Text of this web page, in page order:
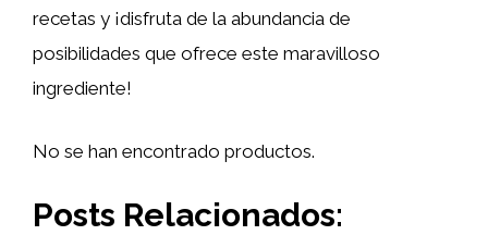
recetas y ¡disfruta de la abundancia de
posibilidades que ofrece este maravilloso
ingrediente!
No se han encontrado productos.
Posts Relacionados: